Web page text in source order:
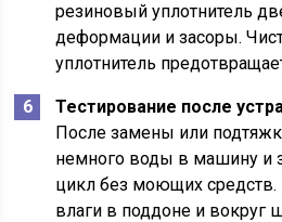
резиновый уплотнитель
деформации и засоры.
уплотнитель
Тестирование после
После замены или
немного воды в машину и
цикл без моющих средств.
влаги в поддоне и вокруг